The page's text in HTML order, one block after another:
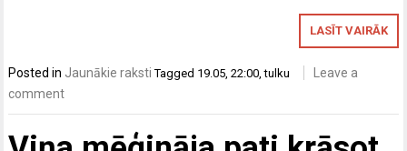
LASĪT VAIRĀK
Posted in Jaunākie raksti Tagged 19.05 ,22:00 ,tulku
Leave a
comment